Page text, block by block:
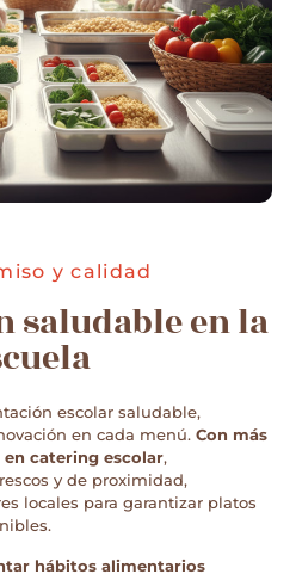
y calidad
saludable en la
escolar saludable,
en cada menú. Con más
en catering escolar,
y de proximidad,
locales para garantizar platos
hábitos alimentarios